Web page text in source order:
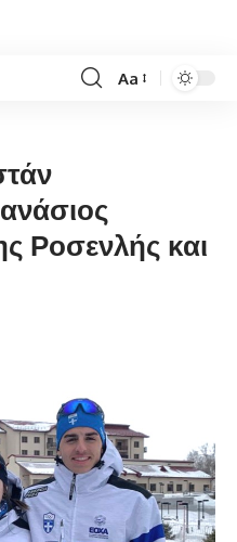
Font
Aa
Ροσενλής και